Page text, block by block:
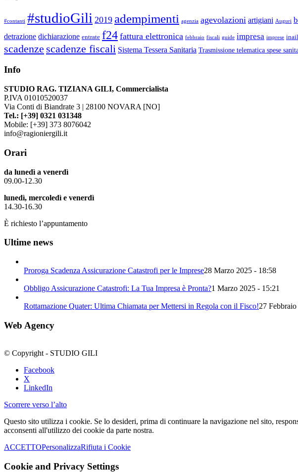
#contanti #studioGili 2019 adempimenti agenzia agevolazioni artigiani Auguri
detrazione dichiarazione entrate f24 fattura elettronica febbraio fiscali guide impresa imprese inail
scadenze scadenze fiscali Sistema Tessera Sanitaria Trasmissione telematica spese
Info
STUDIO RAG. TIZIANA GILI, Commercialista
P.IVA 01010520037
Via Conti di Biandrate 3 | 28100 NOVARA [NO]
Tel.: [+39] 0321 031348
Mobile: [+39] 373 8076042
info@ragioniergili.it
Orari
da lunedì a venerdì
09.00-12.30
lunedì, mercoledì e venerdì
14.30-16.30
È richiesto l’appuntamento
Ultime news
Proroga Scadenza Assicurazione Catastrofi per le Imprese28 Marzo 2025 - 18:58
Obbligo Assicurazione Catastrofi: La Tua Impresa è Pronta?1 Marzo 2025 - 15:21
Rottamazione Quater: Ultima Chiamata per Mettersi in Regola con il Fisco!27
Web Agency
© Copyright - STUDIO GILI
Facebook
X
LinkedIn
Scorrere verso l’alto
Questo sito utilizza i cookie. Se lo desideri, prima di continuare la navigazione nel sito,
acconsenti all'utilizzo dei cookie da parte nostra.
ACCETTOPersonalizzaRifiuta i Cookie
Cookie and Privacy Settings